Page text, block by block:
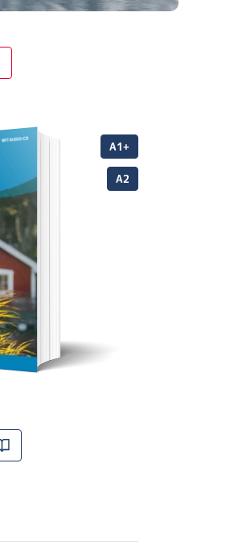
A1+
A2